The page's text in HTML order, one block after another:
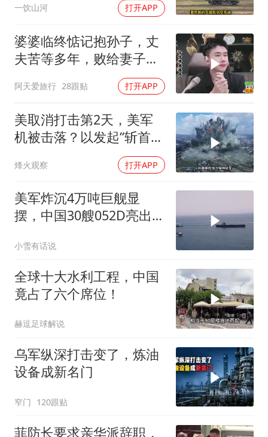
一饮山河 打开APP
婆婆临终惦记抱孙子，丈
夫苦等多年，败给妻子的
阿天爱旅行 28跟贴 打开APP
美取消打击第2天，美军
机被击落？以发起“斩首行
烽火观察 打开APP
美军炸沉4万吨巨舰显
摆，中国30艘052D亮出
变天了！
小雪有话说
全球十大水利工程，中国
竟占了六个席位！
赫逗足球解说
乌军纵深打击变了，炼油
设备成新名门
窄门 120跟贴
菲防长要求亲华派辞职，